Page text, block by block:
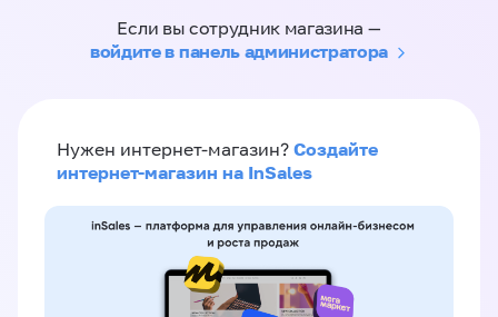
Если вы сотрудник магазина —
войдите в панель администратора
Нужен интернет-магазин? Создайте
интернет-магазин на InSales